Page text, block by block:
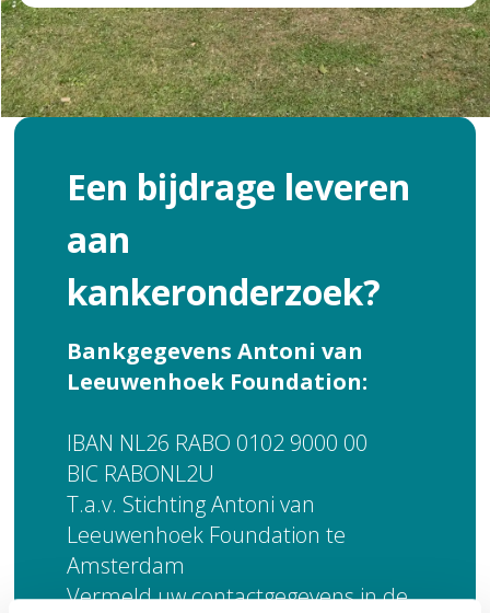
Een bijdrage leveren
aan
kankeronderzoek?
Bankgegevens Antoni van
Leeuwenhoek Foundation:
IBAN NL26 RABO 0102 9000 00
BIC RABONL2U
T.a.v. Stichting Antoni van
Leeuwenhoek Foundation te
Amsterdam
Vermeld uw contactgegevens in de